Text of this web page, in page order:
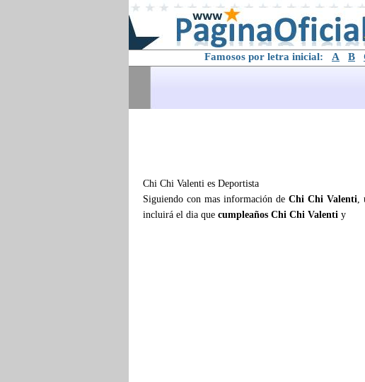
Famosos por letra inicial: A B
Chi Chi Valenti es Deportista
Siguiendo con mas información deChi Chi Valenti,
incluirá el dia que cumpleaños Chi Chi Valenti y